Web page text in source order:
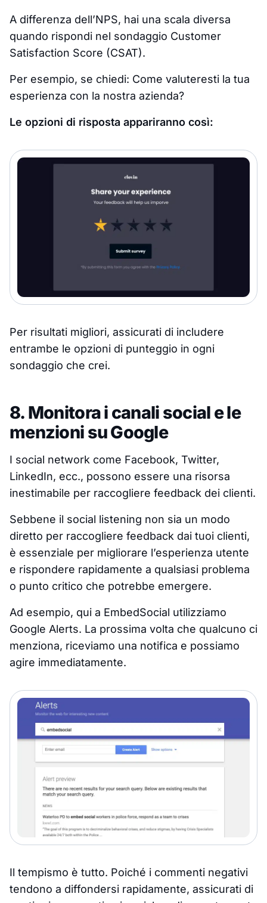
A differenza dell’NPS, hai una scala diversa
quando rispondi nel sondaggio Customer
Satisfaction Score (CSAT).
Per esempio, se chiedi: Come valuteresti la tua
esperienza con la nostra azienda?
Le opzioni di risposta appariranno così:
Per risultati migliori, assicurati di includere
entrambe le opzioni di punteggio in ogni
sondaggio che crei.
8. Monitora i canali social e le
menzioni su Google
I social network come Facebook, Twitter,
LinkedIn, ecc., possono essere una risorsa
inestimabile per raccogliere feedback dei clienti.
Sebbene il social listening non sia un modo
diretto per raccogliere feedback dai tuoi clienti,
è essenziale per migliorare l’esperienza utente
e rispondere rapidamente a qualsiasi problema
o punto critico che potrebbe emergere.
Ad esempio, qui a EmbedSocial utilizziamo
Google Alerts. La prossima volta che qualcuno ci
menziona, riceviamo una notifica e possiamo
agire immediatamente.
Il tempismo è tutto. Poiché i commenti negativi
tendono a diffondersi rapidamente, assicurati di